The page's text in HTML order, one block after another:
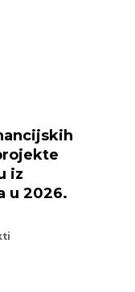
iz
u 2026.